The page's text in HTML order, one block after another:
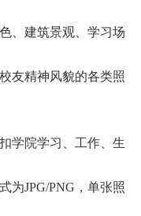
、建筑景观、学习场
友精神风貌的各类照
学院学习、工作、生
为JPG/PNG，单张照